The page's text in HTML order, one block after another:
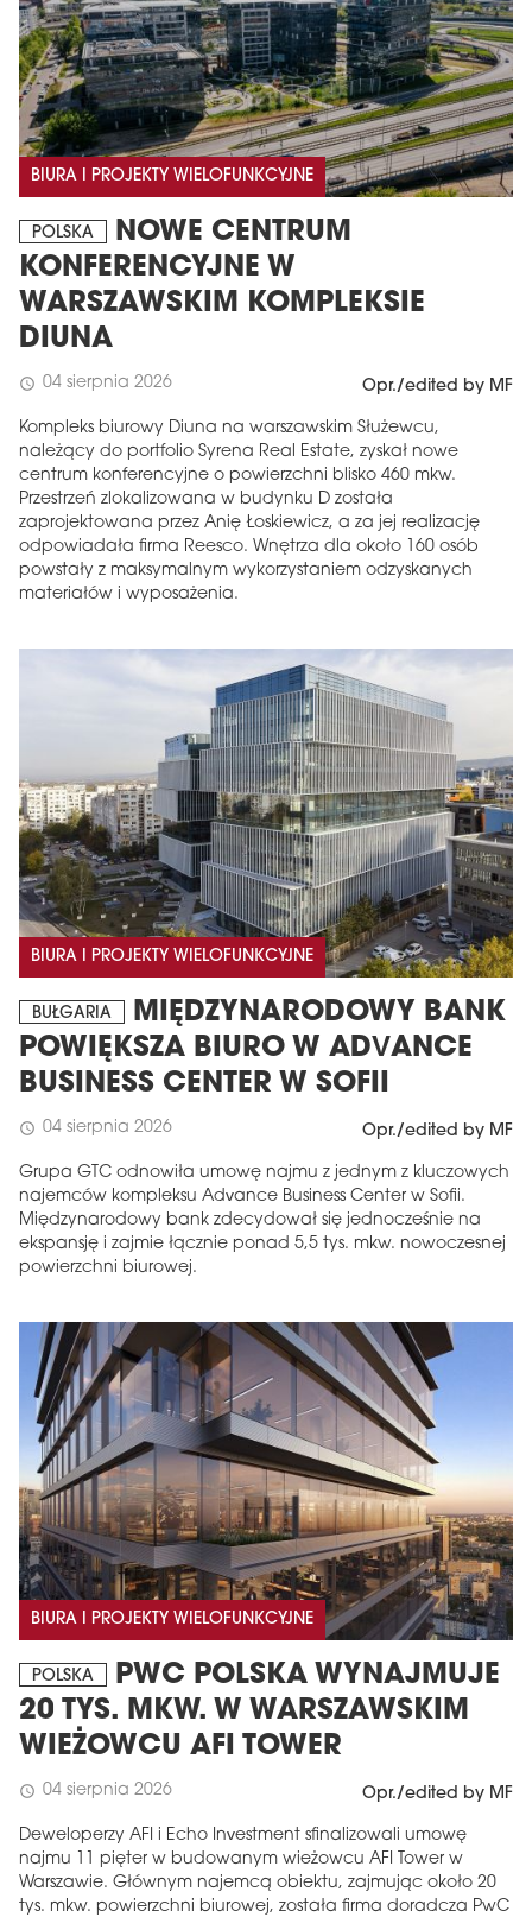
BIURA I PROJEKTY WIELOFUNKCYJNE
POLSKA
NOWE CENTRUM
KONFERENCYJNE W
WARSZAWSKIM KOMPLEKSIE
DIUNA
schedule 04 sierpnia 2026 Opr./edited by MF
Kompleks biurowy Diuna na warszawskim Służewcu,
należący do portfolio Syrena Real Estate, zyskał nowe
centrum konferencyjne o powierzchni blisko 460 mkw.
Przestrzeń zlokalizowana w budynku D została
zaprojektowana przez Anię Łoskiewicz, a za jej realizację
odpowiadała firma Reesco. Wnętrza dla około 160 osób
powstały z maksymalnym wykorzystaniem odzyskanych
materiałów i wyposażenia.
BIURA I PROJEKTY WIELOFUNKCYJNE
BUŁGARIA
MIĘDZYNARODOWY BANK
POWIĘKSZA BIURO W ADVANCE
BUSINESS CENTER W SOFII
schedule 04 sierpnia 2026 Opr./edited by MF
Grupa GTC odnowiła umowę najmu z jednym z kluczowych
najemców kompleksu Advance Business Center w Sofii.
Międzynarodowy bank zdecydował się jednocześnie na
ekspansję i zajmie łącznie ponad 5,5 tys. mkw. nowoczesnej
powierzchni biurowej.
BIURA I PROJEKTY WIELOFUNKCYJNE
POLSKA
PWC POLSKA WYNAJMUJE
20 TYS. MKW. W WARSZAWSKIM
WIEŻOWCU AFI TOWER
schedule 04 sierpnia 2026 Opr./edited by MF
Deweloperzy AFI i Echo Investment sfinalizowali umowę
najmu 11 pięter w budowanym wieżowcu AFI Tower w
Warszawie. Głównym najemcą obiektu, zajmując około 20
tys. mkw. powierzchni biurowej, została firma doradcza PwC